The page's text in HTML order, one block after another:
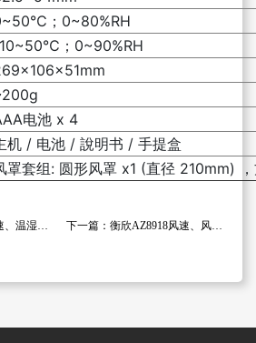
；0~80%RH
；0~90%RH
电池 x 4
机 / 电池 / 說明书 / 手提盒
罩套组: 圆形风罩 x1 (直径 210mm)
上一篇：衡欣AZ8902风速、温湿度、风量计 下一篇：衡欣AZ8918风速、风温、湿度计